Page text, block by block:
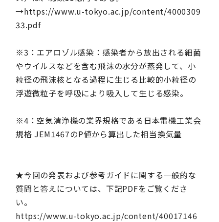
→https://www.u-tokyo.ac.jp/content/4000309
33.pdf
※3：エアロゾル感染：感染者から放出される細菌
やウイルスなどを含む飛沫の水分が蒸発して、小
粒径の飛沫核となる過程に生じる比較的小粒径の
浮遊微粒子を呼吸により吸入して生じる感染。
※4：空気清浄機の業界規格である日本電機工業会
規格 JEM1467のP値から算出した相当換気量
★今回の発表および参考ガイドに関する一般的な
質問と答えについては、下記PDFをご覧くださ
い。
https://www.u-tokyo.ac.jp/content/40017146